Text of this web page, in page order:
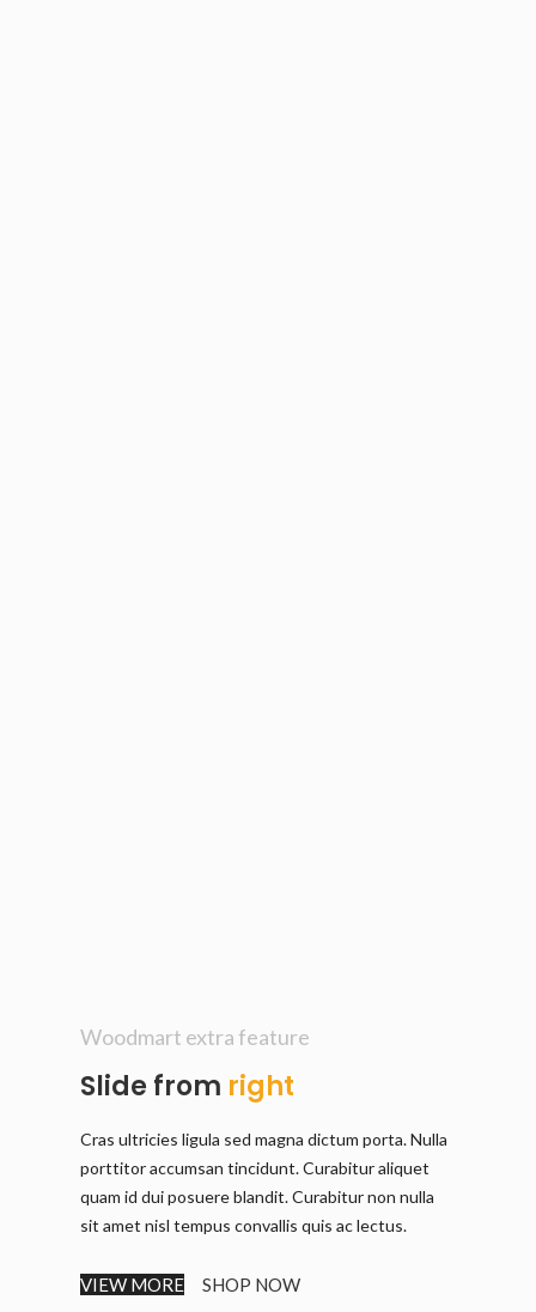
Woodmart extra feature
Slide from right
Cras ultricies ligula sed magna dictum porta. Nulla
porttitor accumsan tincidunt. Curabitur aliquet
quam id dui posuere blandit. Curabitur non nulla
sit amet nisl tempus convallis quis ac lectus.
VIEW MORE SHOP NOW